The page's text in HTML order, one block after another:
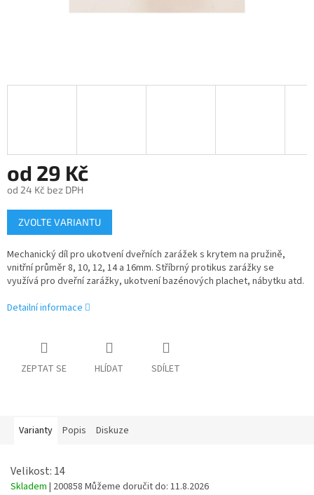
od 29 Kč
od 24 Kč bez DPH
Měrná
cena:
ZVOLTE VARIANTU
Mechanický díl pro ukotvení dveřních zarážek s krytem na pružině,
vnitřní průměr 8, 10, 12, 14 a 16mm. Stříbrný protikus zarážky se
využívá pro dveřní zarážky, ukotvení bazénových plachet, nábytku atd.
Detailní informace
ZEPTAT SE HLÍDAT SDÍLET
Varianty Popis Diskuze
Velikost: 14
Skladem | 200858 Můžeme doručit do: 11.8.2026